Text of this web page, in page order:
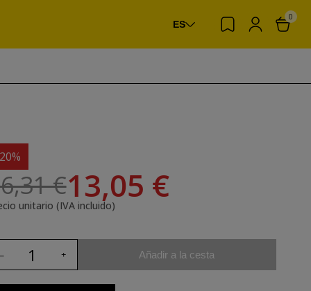
ES
0
€13,05 €
unitario (IVA incluido)
Añadir a la cesta